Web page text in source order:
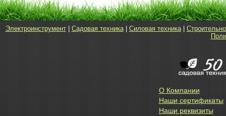
Электроинструмент| Садовая техника| Силовая техника|
О Компании
Наши сертификаты
Наши реквизиты